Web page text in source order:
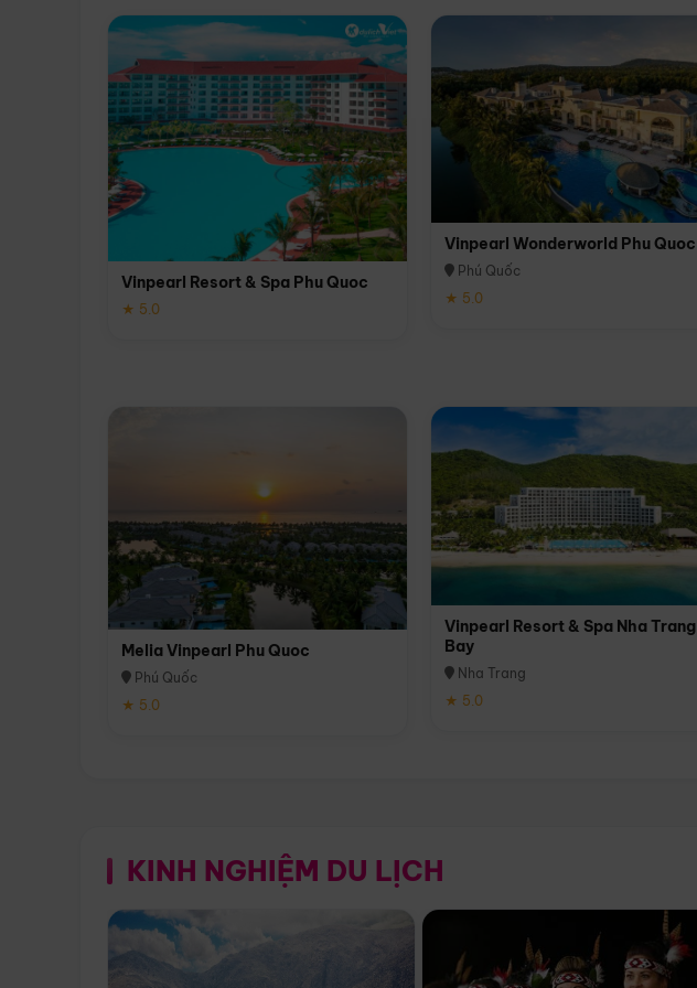
Vinpearl Resort & Spa Phu Quoc
★ 5.0
Vinpearl Wonderworld Phu Quoc
Phú Quốc
★ 5.0
Melia Vinpearl Phu Quoc
Phú Quốc
★ 5.0
Vinpearl Resort & Spa Nha Trang
Bay
Nha Trang
★ 5.0
KINH NGHIỆM DU LỊCH